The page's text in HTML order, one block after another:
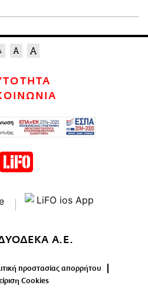
Α.Ε.
προστασίας απορρήτου
Cookies